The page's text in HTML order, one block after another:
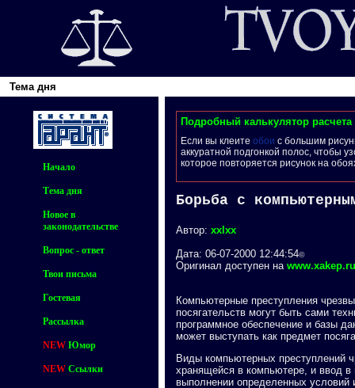
Тема дня
Начало
Тема дня
Новое в
законодательстве
Вопрос - ответ
Твои письма
Гостевая
Рассылка
NEW Юмор
NEW Ссылки
Подробный калькулятор
Если вы клеите обои с большим
аккуратной подгонкой полос, чтобы
которое повторяется рисунок на
Борьба с
Автор: xxlxx
Дата: 06-07-2000 12:44:54©
Оригинал доступен на www.xakep.ru
Компьютерные преступления
посягательств могут быть сами
программное обеспечение и базы
может выступать как предмет
Виды компьютерных преступлений
хранящейся в компьютере, и ввод в
выполнении определенных условий